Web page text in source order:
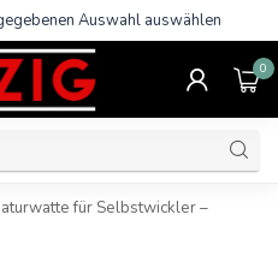
Auswahl auswählen
0
für Selbstwickler –